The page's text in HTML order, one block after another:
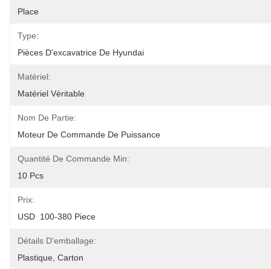
Place
Type:
Pièces D'excavatrice De Hyundai
Matériel:
Matériel Véritable
Nom De Partie:
Moteur De Commande De Puissance
Quantité De Commande Min:
10 Pcs
Prix:
USD  100-380 Piece
Détails D'emballage:
Plastique, Carton